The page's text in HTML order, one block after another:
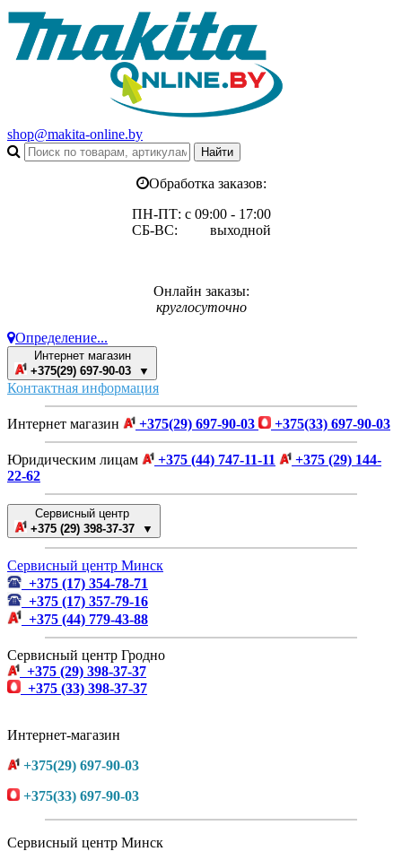
shop@makita-online.by
Обработка заказов:
ПН-ПТ: с 09:00 - 17:00
СБ-ВС: выходной
Онлайн заказы:
круглосуточно
Определение...
Интернет магазин
+375(29) 697-90-03 ▼
Контактная информация
Интернет магазин +375(29) 697-90-03 +375(33) 697-90-03
Юридическим лицам +375 (44) 747-11-11
+375 (29) 144-
22-62
Сервисный центр
+375 (29) 398-37-37 ▼
Сервисный центр Минск
+375 (17) 354-78-71
+375 (17) 357-79-16
+375 (44) 779-43-88
Сервисный центр Гродно
+375 (29) 398-37-37
+375 (33) 398-37-37
Интернет-магазин
+375(29) 697-90-03
+375(33) 697-90-03
Сервисный центр Минск